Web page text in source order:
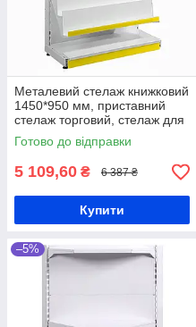
Металевий стелаж книжковий
1450*950 мм, приставний
стелаж торговий, стелаж для
книг в магазин, металевий
стенд для книг, стійка
Готово до відправки
5 109,60 ₴ 6 387 ₴
Купити
–5%